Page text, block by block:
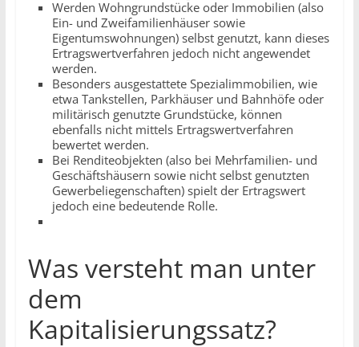
Werden Wohngrundstücke oder Immobilien (also
Ein- und Zweifamilienhäuser sowie
Eigentumswohnungen) selbst genutzt, kann dieses
Ertragswertverfahren jedoch nicht angewendet
werden.
Besonders ausgestattete Spezialimmobilien, wie
etwa Tankstellen, Parkhäuser und Bahnhöfe oder
militärisch genutzte Grundstücke, können
ebenfalls nicht mittels Ertragswertverfahren
bewertet werden.
Bei Renditeobjekten (also bei Mehrfamilien- und
Geschäftshäusern sowie nicht selbst genutzten
Gewerbeliegenschaften) spielt der Ertragswert
jedoch eine bedeutende Rolle.
Was versteht man unter
dem
Kapitalisierungssatz?